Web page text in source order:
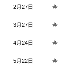
2月27日 金
3月27日 金
4月24日 金
5月22日 金